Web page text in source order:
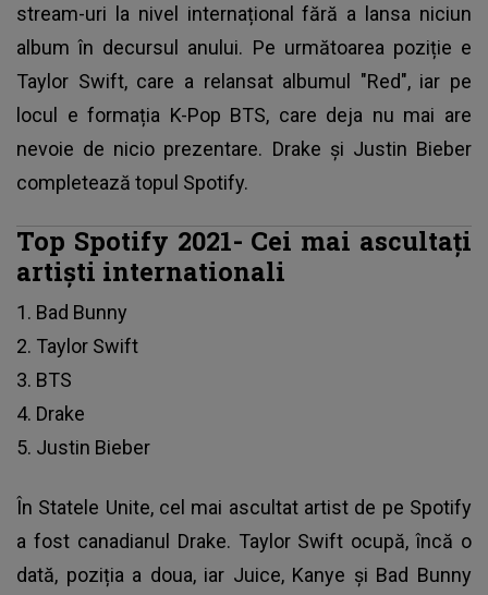
stream-uri la nivel internațional fără a lansa niciun
album în decursul anului. Pe următoarea poziție e
Taylor Swift, care a relansat albumul "Red", iar pe
locul e formația K-Pop BTS, care deja nu mai are
nevoie de nicio prezentare. Drake și Justin Bieber
completează topul Spotify.
Top Spotify 2021- Cei mai ascultați
artiști internationali
1. Bad Bunny
2. Taylor Swift
3. BTS
4. Drake
5. Justin Bieber
În Statele Unite, cel mai ascultat artist de pe Spotify
a fost canadianul Drake. Taylor Swift ocupă, încă o
dată, poziția a doua, iar Juice, Kanye și Bad Bunny